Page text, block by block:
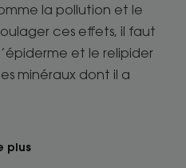
la pollution et le
ces effets, il faut
et le relipider
minéraux dont il a
plus